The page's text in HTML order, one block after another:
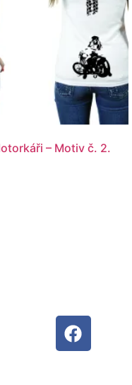
– Motiv č. 2.